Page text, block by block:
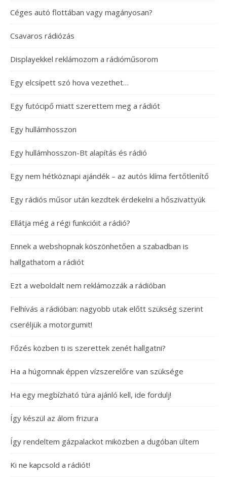
Céges autó flottában vagy magányosan?
Csavaros rádiózás
Displayekkel reklámozom a rádióműsorom
Egy elcsípett szó hova vezethet…
Egy futócipő miatt szerettem meg a rádiót
Egy hullámhosszon
Egy hullámhosszon-Bt alapítás és rádió
Egy nem hétköznapi ajándék – az autós klíma fertőtlenítő
Egy rádiós műsor után kezdtek érdekelni a hőszivattyúk
Ellátja még a régi funkcióit a rádió?
Ennek a webshopnak köszönhetően a szabadban is
hallgathatom a rádiót
Ezt a weboldalt nem reklámozzák a rádióban
Felhívás a rádióban: nagyobb utak előtt szükség szerint
cseréljük a motorgumit!
Főzés közben ti is szerettek zenét hallgatni?
Ha a húgomnak éppen vízszerelőre van szüksége
Ha egy megbízható túra ajánló kell, ide fordulj!
Így készül az álom frizura
Így rendeltem gázpalackot miközben a dugóban ültem
Ki ne kapcsold a rádiót!